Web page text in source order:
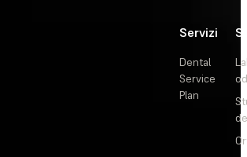
Servizi
Dental
Service
Plan